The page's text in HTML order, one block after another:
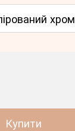
хром
Купити